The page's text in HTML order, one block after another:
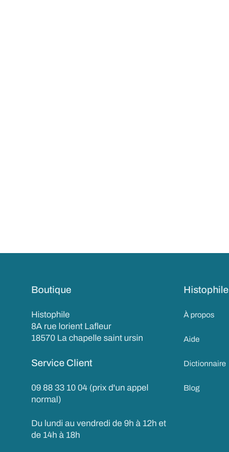
Boutique
Histophile
8A rue lorient Lafleur
18570 La chapelle saint ursin
Service Client
09 88 33 10 04 (prix d'un appel
normal)
Du lundi au vendredi de 9h à 12h et
de 14h à 18h
Histophile
À propos
Aide
Dictionnaire
Blog